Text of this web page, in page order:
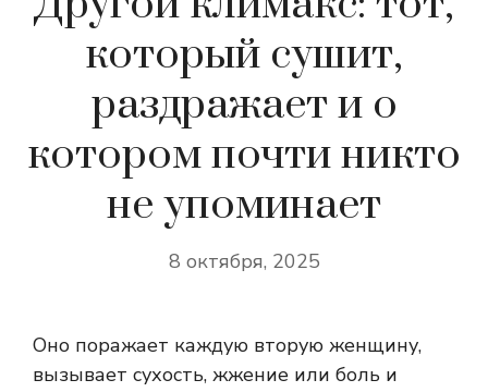
который сушит,
раздражает и о
котором почти никто
не упоминает
8 октября, 2025
Оно поражает каждую вторую женщину,
вызывает сухость, жжение или боль и